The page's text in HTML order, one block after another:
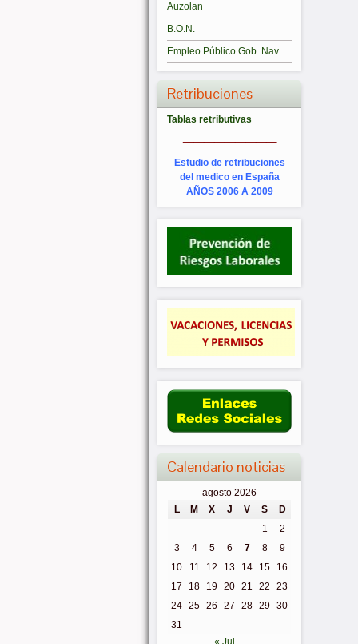
Auzolan
B.O.N.
Empleo Público Gob. Nav.
Retribuciones
Tablas retributivas
Estudio de retribuciones
del medico en España
AÑOS 2006 A 2009
Calendario noticias
agosto 2026
L
M X J V S
D
1
2
3
4 5 6 7 8
9
10
11 12 13 14 15
16
17
18 19 20 21 22
23
24 25 26 27 28 29 30
31